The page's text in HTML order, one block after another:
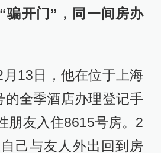
骗开门”，同一间房办
13日，他在位于上海
的全季酒店办理登记手
朋友入住8615号房。2
己与友人外出回到房